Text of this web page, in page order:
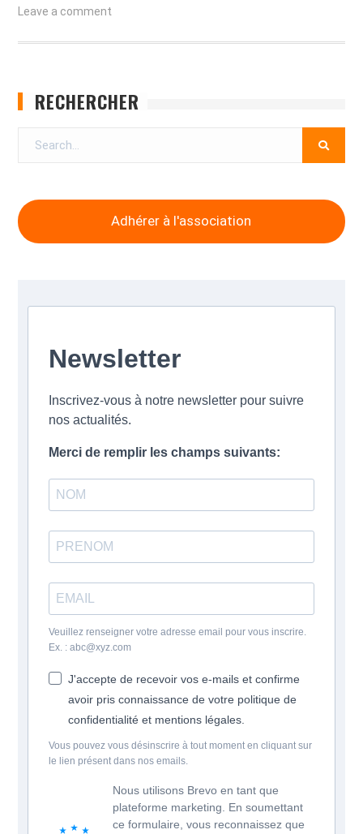
Leave a comment
RECHERCHER
Adhérer à l'association
Newsletter
Inscrivez-vous à notre newsletter pour suivre
nos actualités.
Merci de remplir les champs suivants:
Veuillez renseigner votre adresse email pour vous inscrire.
Ex. : abc@xyz.com
J'accepte de recevoir vos e-mails et confirme
avoir pris connaissance de votre politique de
confidentialité et mentions légales.
Vous pouvez vous désinscrire à tout moment en cliquant sur
le lien présent dans nos emails.
Nous utilisons Brevo en tant que
plateforme marketing. En soumettant
ce formulaire, vous reconnaissez que